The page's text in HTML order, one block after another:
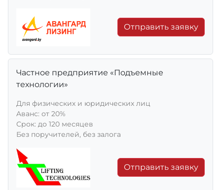
Отправить заявку
Частное предприятие «Подъемные
технологии»
Для физических и юридических лиц
Aванс: от 20%
Срок: до 120 месяцев
Без поручителей, без залога
Отправить заявку